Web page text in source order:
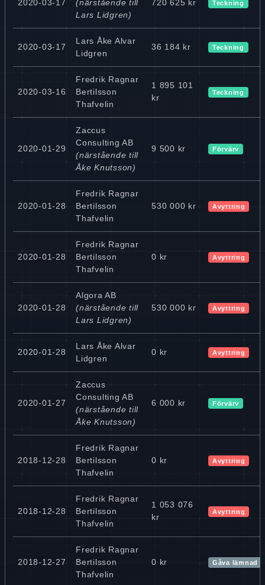
2020-03-17
(närstående till
Lars Lidgren)
720 625 kr Teckning
2020-03-17
Lars Åke Alvar
Lidgren
36 184 kr Teckning
2020-03-16
Fredrik Ragnar
Bertilsson
Thafvelin
1 895 101
kr
Teckning
2020-01-29
Zaccus
Consulting AB
(närstående till
Åke Knutsson)
9 500 kr Förvärv
2020-01-28
Fredrik Ragnar
Bertilsson
Thafvelin
530 000 kr Avyttring
2020-01-28
Fredrik Ragnar
Bertilsson
Thafvelin
0 kr Avyttring
2020-01-28
Algora AB
(närstående till
Lars Lidgren)
530 000 kr Avyttring
2020-01-28
Lars Åke Alvar
Lidgren
0 kr Avyttring
2020-01-27
Zaccus
Consulting AB
(närstående till
Åke Knutsson)
6 000 kr Förvärv
2018-12-28
Fredrik Ragnar
Bertilsson
Thafvelin
0 kr Avyttring
2018-12-28
Fredrik Ragnar
Bertilsson
Thafvelin
1 053 076
kr
Avyttring
2018-12-27
Fredrik Ragnar
Bertilsson
Thafvelin
0 kr Gåva lämnad